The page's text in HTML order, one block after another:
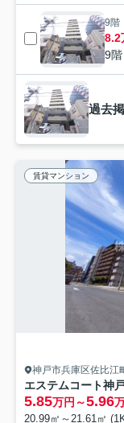
9階
8.2
9
過去
賃貸マンション
神戸市兵庫区佐比江
エステムコート神
5.85万円～5.96
20.99㎡～21.61㎡